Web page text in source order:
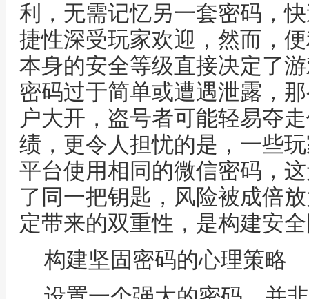
利，无需记忆另一套密码，
捷性深受玩家欢迎，然而，
本身的安全等级直接决定了
密码过于简单或遭遇泄露，
户大开，盗号者可能轻易夺
绩，更令人担忧的是，一些
平台使用相同的微信密码，
了同一把钥匙，风险被成倍
定带来的双重性，是构建安
构建坚固密码的心理策略